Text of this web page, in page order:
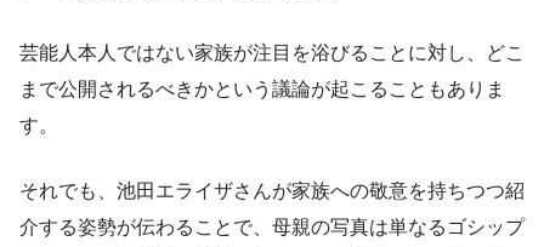
芸能人本人ではない家族が注目を浴びることに対し、どこ
まで公開されるべきかという議論が起こることもありま
す。
それでも、池田エライザさんが家族への敬意を持ちつつ紹
介する姿勢が伝わることで、母親の写真は単なるゴシップ